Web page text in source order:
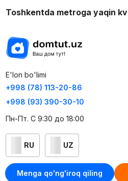
Menga qo'ng'iroq qiling
Toshkentda metroga yaqin
E'lon bo'limi
+998 (78) 113-20-86
+998 (93) 390-30-10
Пн-Пт. С 9:30 до 18:00
RU UZ
Kontaktlar